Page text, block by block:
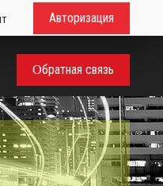
Авторизация
Обратная связь